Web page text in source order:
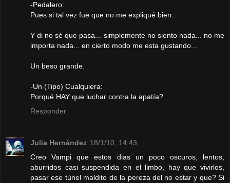
-Pedalero:
Pues si tal vez fue que no me expliqué bien...
Y di no sé que pasa... simplemente no siento nada... no me
importa nada... en cierto modo me esta gustando...
Un beso grande.
-Un (Tipo) Cualquiera:
Porqué HAY que luchar contra la apatía?
Responder
Julia Hernández 18/1/10, 14:43
Creo Vampi que estos dias un poco oscuros, lentos,
aburridos casi suspendida en el limbo, hay que vivirlos,
pasar ese túnel maldito de la pereza del no estar y que? Si